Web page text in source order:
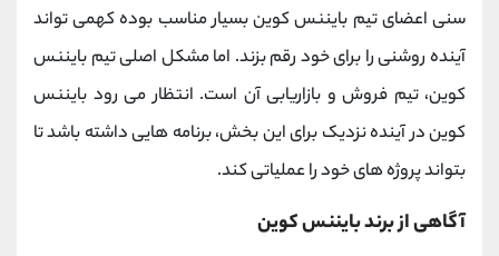
سنی اعضای تیم بایننس کوین بسیار مناسب بوده کهمی تواند
آینده روشنی را برای خود رقم بزند. اما مشکل اصلی تیم بایننس
کوین، تیم فروش و بازاریابی آن است. انتظار می رود بایننس
کوین در آینده نزدیک برای این بخش، برنامه هایی داشته باشد تا
بتواند پروژه های خود را عملیاتی کند.
آگاهی از برند بایننس کوین